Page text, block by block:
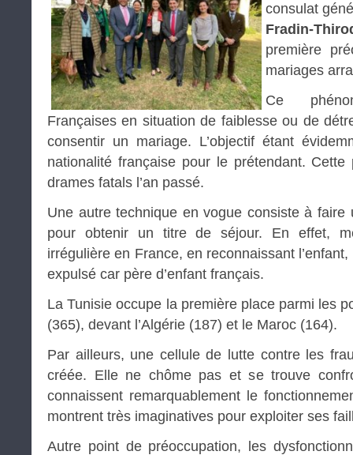
consulat
Fradin-
première
mariages
Ce
Françaises en situation de faiblesse ou de
consentir un mariage. L’objectif étant
nationalité française pour le prétendant.
drames fatals l’an passé.
Une autre technique en vogue consiste à faire
pour obtenir un titre de séjour. En effet,
irrégulière en France, en reconnaissant
expulsé car père d’enfant français.
La Tunisie occupe la première place parmi les
(365), devant l’Algérie (187) et le Maroc (164).
Par ailleurs, une cellule de lutte contre les
créée. Elle ne chôme pas et se trouve
connaissent remarquablement le
montrent très imaginatives pour exploiter ses
Autre point de préoccupation, les